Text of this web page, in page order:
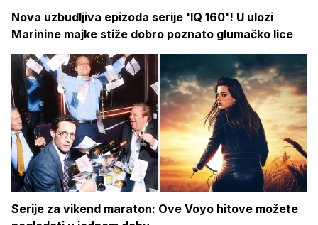
Nova uzbudljiva epizoda serije 'IQ 160'! U ulozi
Marinine majke stiže dobro poznato glumačko lice
Serije za vikend maraton: Ove Voyo hitove možete